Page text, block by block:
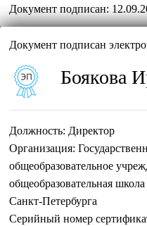
Документ подписан:
Документ подписан
Боякова
Должность: Директор
Организация:
общеобразовательное
общеобразовательная
Санкт-Петербурга
Серийный номер